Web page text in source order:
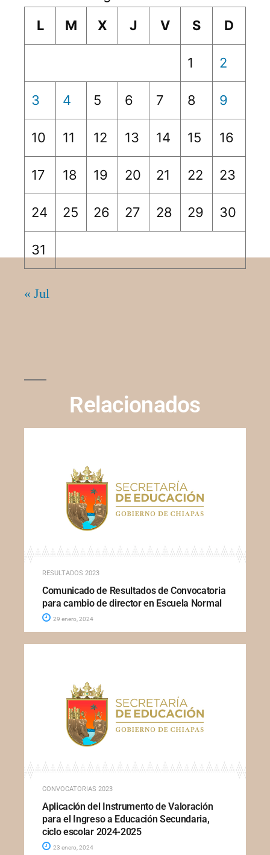
L
M X J V S D
1 2
3 4 5 6 7 8 9
10 11 12 13 14 15 16
17 18 19 20 21 22 23
24 25 26 27 28 29 30
31
« Jul
Relacionados
RESULTADOS 2023
Comunicado de Resultados de Convocatoria
para cambio de director en Escuela Normal
29 enero, 2024
CONVOCATORIAS 2023
Aplicación del Instrumento de Valoración
para el Ingreso a Educación Secundaria,
ciclo escolar 2024-2025
23 enero, 2024